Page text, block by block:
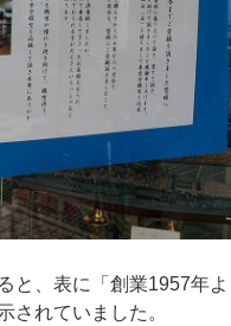
と、表に「創業1957年
されていました。